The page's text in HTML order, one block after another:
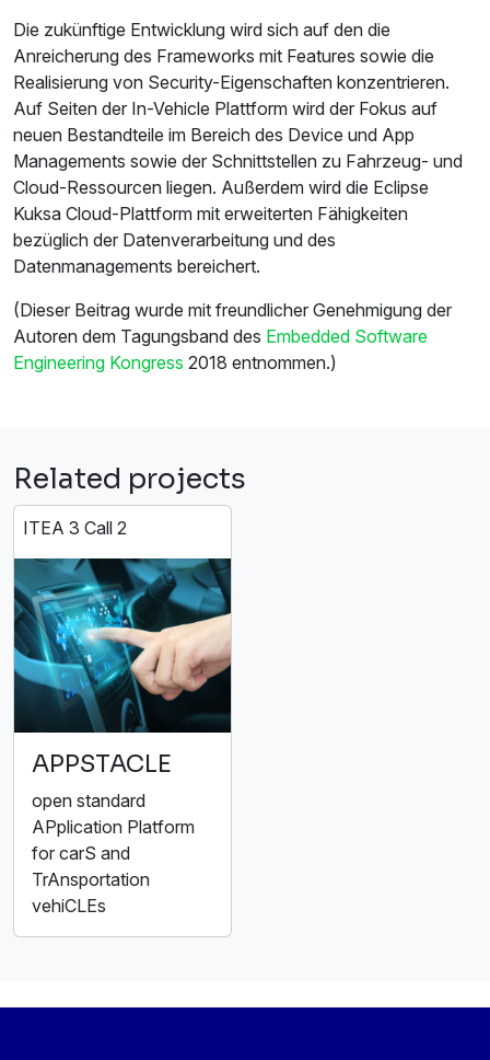
Die zukünftige Entwicklung wird sich auf den die
Anreicherung des Frameworks mit Features sowie die
Realisierung von Security-Eigenschaften konzentrieren.
Auf Seiten der In-Vehicle Plattform wird der Fokus auf
neuen Bestandteile im Bereich des Device und App
Managements sowie der Schnittstellen zu Fahrzeug- und
Cloud-Ressourcen liegen. Außerdem wird die Eclipse
Kuksa Cloud-Plattform mit erweiterten Fähigkeiten
bezüglich der Datenverarbeitung und des
Datenmanagements bereichert.
(Dieser Beitrag wurde mit freundlicher Genehmigung der
Autoren dem Tagungsband des Embedded Software
Engineering Kongress 2018 entnommen.)
Related projects
ITEA 3 Call 2
APPSTACLE
open standard
APplication Platform
for carS and
TrAnsportation
vehiCLEs